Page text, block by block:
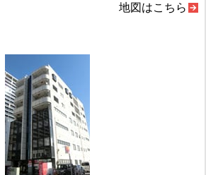
地図はこちら